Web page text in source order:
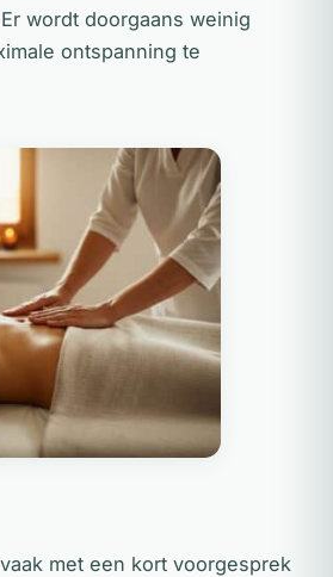
wordt doorgaans weinig
ontspanning te
met een kort voorgesprek